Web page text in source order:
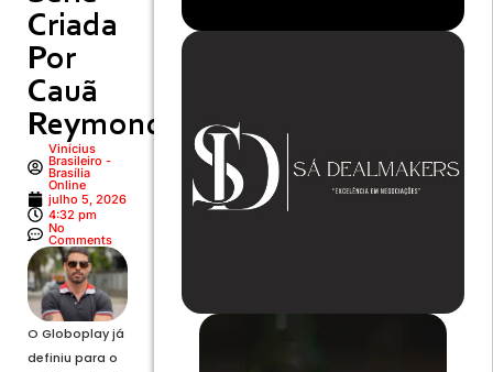
Criada
Por
Cauã
Reymond
Vinícius
Brasileiro -
Brasília
Online
julho 5, 2026
4:32 pm
No
Comments
O Globoplay já
definiu para o